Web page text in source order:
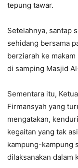
tepung tawar.
Setelahnya, santap
sehidang bersama
berziarah ke
di samping Masjid
Sementara itu,
Firmansyah yang
mengatakan,
kegaitan yang tak
kampung-kampung
dilaksanakan dalam